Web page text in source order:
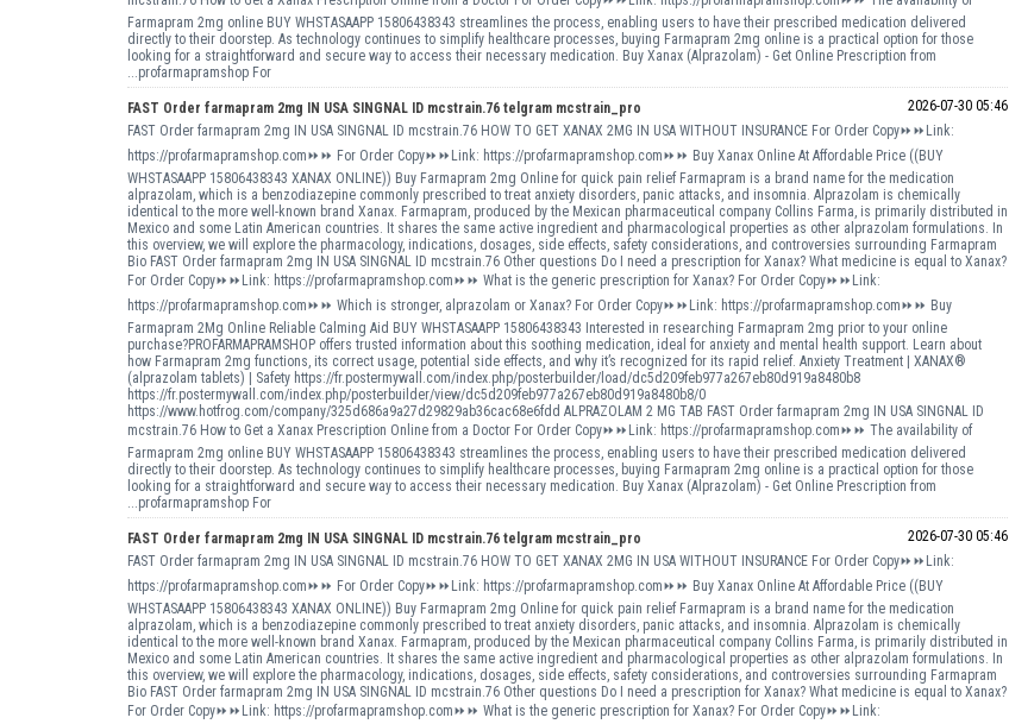
Farmapram 2mg online BUY WHSTASAAPP 15806438343 streamlines the process, enabling users to have their prescribed medication delivered
directly to their doorstep. As technology continues to simplify healthcare processes, buying Farmapram 2mg online is a practical option for those
looking for a straightforward and secure way to access their necessary medication. Buy Xanax (Alprazolam) - Get Online Prescription from
...profarmapramshop For
FAST Order farmapram 2mg IN USA SINGNAL ID mcstrain.76 telgram mcstrain_pro
2026-07-30 05:46
FAST Order farmapram 2mg IN USA SINGNAL ID mcstrain.76 HOW TO GET XANAX 2MG IN USA WITHOUT INSURANCE For Order Copy⏩⏩Link:
https://profarmapramshop.com⏩⏩ For Order Copy⏩⏩Link: https://profarmapramshop.com⏩⏩ Buy Xanax Online At Affordable Price ((BUY
WHSTASAAPP 15806438343 XANAX ONLINE)) Buy Farmapram 2mg Online for quick pain relief Farmapram is a brand name for the medication
alprazolam, which is a benzodiazepine commonly prescribed to treat anxiety disorders, panic attacks, and insomnia. Alprazolam is chemically
identical to the more well-known brand Xanax. Farmapram, produced by the Mexican pharmaceutical company Collins Farma, is primarily distributed in
Mexico and some Latin American countries. It shares the same active ingredient and pharmacological properties as other alprazolam formulations. In
this overview, we will explore the pharmacology, indications, dosages, side effects, safety considerations, and controversies surrounding Farmapram
Bio FAST Order farmapram 2mg IN USA SINGNAL ID mcstrain.76 Other questions Do I need a prescription for Xanax? What medicine is equal to Xanax?
For Order Copy⏩⏩Link: https://profarmapramshop.com⏩⏩ What is the generic prescription for Xanax? For Order Copy⏩⏩Link:
https://profarmapramshop.com⏩⏩ Which is stronger, alprazolam or Xanax? For Order Copy⏩⏩Link: https://profarmapramshop.com⏩⏩ Buy
Farmapram 2Mg Online Reliable Calming Aid BUY WHSTASAAPP 15806438343 Interested in researching Farmapram 2mg prior to your online
purchase?PROFARMAPRAMSHOP offers trusted information about this soothing medication, ideal for anxiety and mental health support. Learn about
how Farmapram 2mg functions, its correct usage, potential side effects, and why it’s recognized for its rapid relief. Anxiety Treatment | XANAX®
(alprazolam tablets) | Safety https://fr.postermywall.com/index.php/posterbuilder/load/dc5d209feb977a267eb80d919a8480b8
https://fr.postermywall.com/index.php/posterbuilder/view/dc5d209feb977a267eb80d919a8480b8/0
https://www.hotfrog.com/company/325d686a9a27d29829ab36cac68e6fdd ALPRAZOLAM 2 MG TAB FAST Order farmapram 2mg IN USA SINGNAL ID
mcstrain.76 How to Get a Xanax Prescription Online from a Doctor For Order Copy⏩⏩Link: https://profarmapramshop.com⏩⏩ The availability of
Farmapram 2mg online BUY WHSTASAAPP 15806438343 streamlines the process, enabling users to have their prescribed medication delivered
directly to their doorstep. As technology continues to simplify healthcare processes, buying Farmapram 2mg online is a practical option for those
looking for a straightforward and secure way to access their necessary medication. Buy Xanax (Alprazolam) - Get Online Prescription from
...profarmapramshop For
FAST Order farmapram 2mg IN USA SINGNAL ID mcstrain.76 telgram mcstrain_pro
2026-07-30 05:46
FAST Order farmapram 2mg IN USA SINGNAL ID mcstrain.76 HOW TO GET XANAX 2MG IN USA WITHOUT INSURANCE For Order Copy⏩⏩Link:
https://profarmapramshop.com⏩⏩ For Order Copy⏩⏩Link: https://profarmapramshop.com⏩⏩ Buy Xanax Online At Affordable Price ((BUY
WHSTASAAPP 15806438343 XANAX ONLINE)) Buy Farmapram 2mg Online for quick pain relief Farmapram is a brand name for the medication
alprazolam, which is a benzodiazepine commonly prescribed to treat anxiety disorders, panic attacks, and insomnia. Alprazolam is chemically
identical to the more well-known brand Xanax. Farmapram, produced by the Mexican pharmaceutical company Collins Farma, is primarily distributed in
Mexico and some Latin American countries. It shares the same active ingredient and pharmacological properties as other alprazolam formulations. In
this overview, we will explore the pharmacology, indications, dosages, side effects, safety considerations, and controversies surrounding Farmapram
Bio FAST Order farmapram 2mg IN USA SINGNAL ID mcstrain.76 Other questions Do I need a prescription for Xanax? What medicine is equal to Xanax?
For Order Copy⏩⏩Link: https://profarmapramshop.com⏩⏩ What is the generic prescription for Xanax? For Order Copy⏩⏩Link: